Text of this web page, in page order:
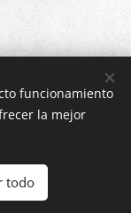
reservados.
funcionamiento
la mejor
todo